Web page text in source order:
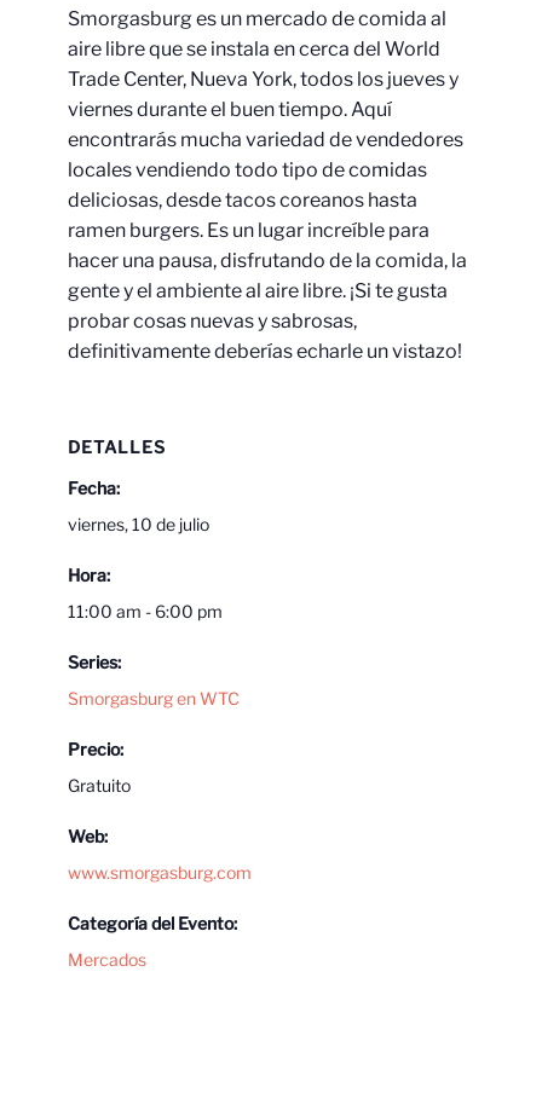
Smorgasburg es un mercado de comida al
aire libre que se instala en cerca del World
Trade Center, Nueva York, todos los jueves y
viernes durante el buen tiempo. Aquí
encontrarás mucha variedad de vendedores
locales vendiendo todo tipo de comidas
deliciosas, desde tacos coreanos hasta
ramen burgers. Es un lugar increíble para
hacer una pausa, disfrutando de la comida, la
gente y el ambiente al aire libre. ¡Si te gusta
probar cosas nuevas y sabrosas,
definitivamente deberías echarle un vistazo!
DETALLES
Fecha:
viernes, 10 de julio
Hora:
11:00 am - 6:00 pm
Series:
Smorgasburg en WTC
Precio:
Gratuito
Web:
www.smorgasburg.com
Categoría del Evento:
Mercados